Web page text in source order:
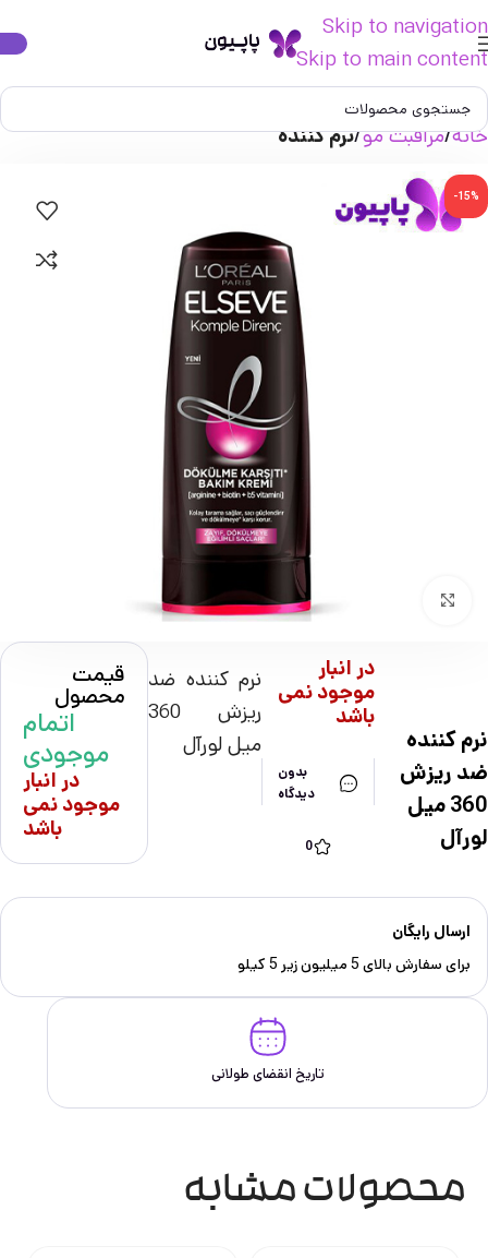
Skip to navigation
Skip to main content
خانه مراقبت مو نرم کننده
-15%
بزرگنمایی تصویر
در انبار
موجود نمی
باشد
بدون
دیدگاه
0
نرم کننده
ضد ریزش
360 میل
لورآل
نرم کننده ضد
ریزش 360
میل لورآل
قیمت
محصول
اتمام
موجودی
در انبار
موجود نمی
باشد
ارسال رایگان
برای سفارش‌ بالای 5 میلیون زیر 5 کیلو
تاریخ انقضای طولانی
محصولات مشابه